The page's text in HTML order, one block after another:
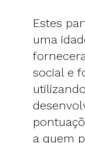
Estes
uma
social e
a quem